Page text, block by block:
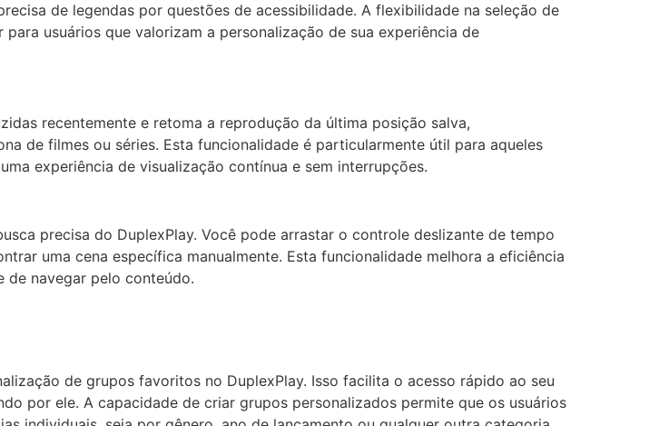
de legendas por questões de acessibilidade. A flexibilidade na seleção de
usuários que valorizam a personalização de sua experiência de
recentemente e retoma a reprodução da última posição salva,
de filmes ou séries. Esta funcionalidade é particularmente útil para aqueles
experiência de visualização contínua e sem interrupções.
precisa do DuplexPlay. Você pode arrastar o controle deslizante de tempo
uma cena específica manualmente. Esta funcionalidade melhora a eficiência
de navegar pelo conteúdo.
de grupos favoritos no DuplexPlay. Isso facilita o acesso rápido ao seu
por ele. A capacidade de criar grupos personalizados permite que os usuários